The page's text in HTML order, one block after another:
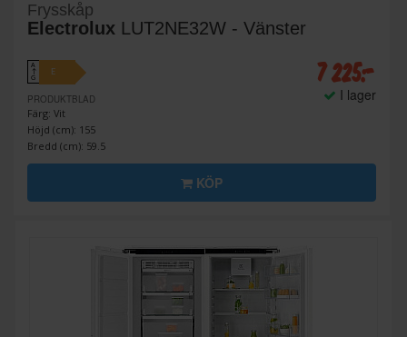
Frysskåp
Electrolux LUT2NE32W - Vänster
A
↑
G
E
PRODUKTBLAD
Färg: Vit
Höjd (cm): 155
Bredd (cm): 59.5
7 225:-
I lager
KÖP